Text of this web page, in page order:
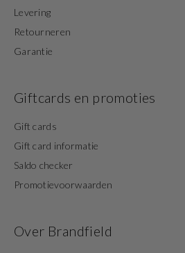
Levering
Retourneren
Garantie
Giftcards en promoties
Gift cards
Gift card informatie
Saldo checker
Promotievoorwaarden
Over Brandfield